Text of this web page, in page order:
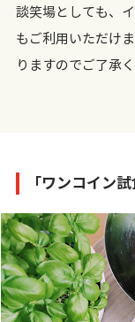
談笑場としても、
もご利用いただけ
りますのでご了承く
「ワンコイン